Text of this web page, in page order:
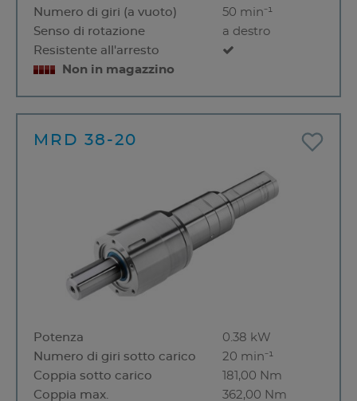
Numero di giri (a vuoto)
50 min⁻¹
Senso di rotazione
a destro
Resistente all'arresto
Non in magazzino
MRD 38-20
Potenza
0.38 kW
Numero di giri sotto carico
20 min⁻¹
Coppia sotto carico
181,00 Nm
Coppia max.
362,00 Nm